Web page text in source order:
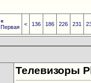
«
Первая
< 136 186 226 231
Телевизоры